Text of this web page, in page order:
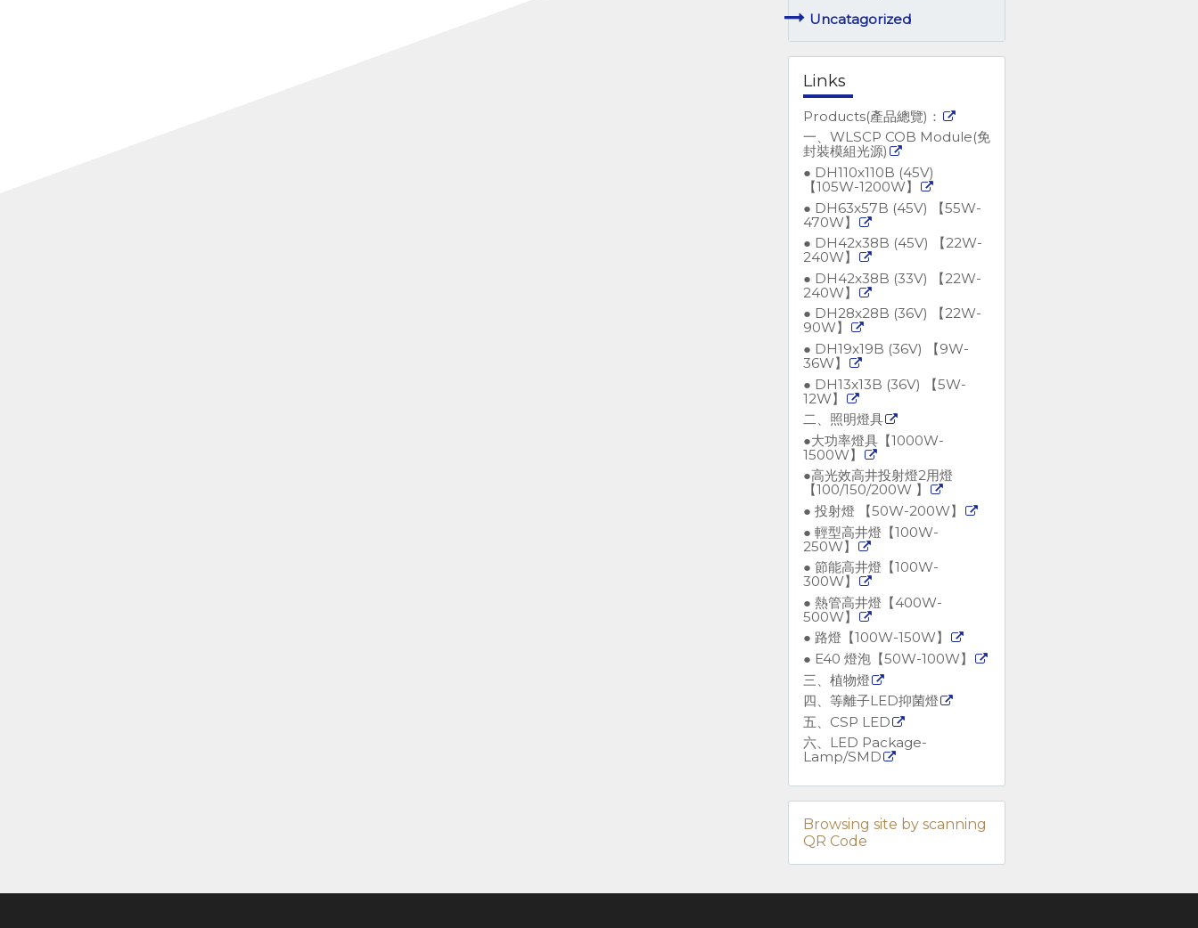
Uncatagorized
Links
Products(產品總覽)：
一、WLSCP COB Module(免
封裝模組光源)
● DH110x110B (45V)
【105W-1200W】
● DH63x57B (45V) 【55W-
470W】
● DH42x38B (45V) 【22W-
240W】
● DH42x38B (33V) 【22W-
240W】
● DH28x28B (36V) 【22W-
90W】
● DH19x19B (36V) 【9W-
36W】
● DH13x13B (36V) 【5W-
12W】
二、照明燈具
●大功率燈具【1000W-
1500W】
●高光效高井投射燈2用燈
【100/150/200W 】
● 投射燈 【50W-200W】
● 輕型高井燈【100W-
250W】
● 節能高井燈【100W-
300W】
● 熱管高井燈【400W-
500W】
● 路燈【100W-150W】
● E40 燈泡【50W-100W】
三、植物燈
四、等離子LED抑菌燈
五、CSP LED
六、LED Package-
Lamp/SMD
Browsing site by scanning
QR Code